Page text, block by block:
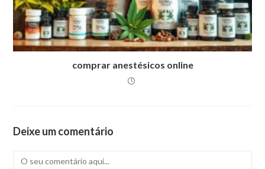
comprar anestésicos online
Deixe um comentário
Comentário